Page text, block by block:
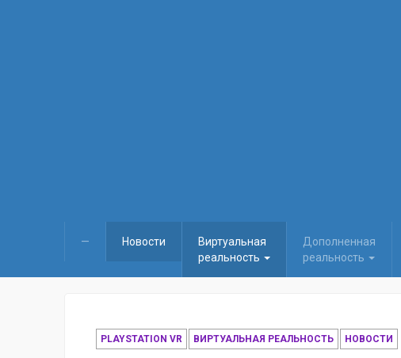
— Новости
Виртуальная
реальность
Дополненная
реальность
PLAYSTATION VR ВИРТУАЛЬНАЯ РЕАЛЬНОСТЬ НОВОСТИ